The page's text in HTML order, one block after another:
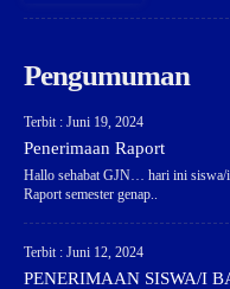
Pengumuman
Terbit : Juni 19, 2024
Penerimaan Raport
Hallo sehabat GJN… hari ini siswa/
Raport semester genap..
Terbit : Juni 12, 2024
PENERIMAAN SISWA/I